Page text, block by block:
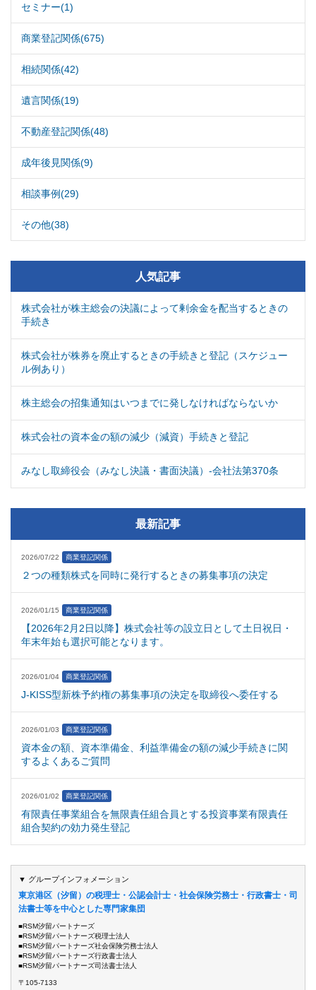
セミナー(1)
商業登記関係(675)
相続関係(42)
遺言関係(19)
不動産登記関係(48)
成年後見関係(9)
相談事例(29)
その他(38)
人気記事
株式会社が株主総会の決議によって剰余金を配当するときの
手続き
株式会社が株券を廃止するときの手続きと登記（スケジュー
ル例あり）
株主総会の招集通知はいつまでに発しなければならないか
株式会社の資本金の額の減少（減資）手続きと登記
みなし取締役会（みなし決議・書面決議）-会社法第370条
最新記事
2026/07/22 商業登記関係
２つの種類株式を同時に発行するときの募集事項の決定
2026/01/15 商業登記関係
【2026年2月2日以降】株式会社等の設立日として土日祝日・
年末年始も選択可能となります。
2026/01/04 商業登記関係
J-KISS型新株予約権の募集事項の決定を取締役へ委任する
2026/01/03 商業登記関係
資本金の額、資本準備金、利益準備金の額の減少手続きに関
するよくあるご質問
2026/01/02 商業登記関係
有限責任事業組合を無限責任組合員とする投資事業有限責任
組合契約の効力発生登記
▼ グループインフォメーション
東京港区（汐留）の税理士・公認会計士・社会保険労務士・行政書士・司
法書士等を中心とした専門家集団
■RSM汐留パートナーズ
■RSM汐留パートナーズ税理士法人
■RSM汐留パートナーズ社会保険労務士法人
■RSM汐留パートナーズ行政書士法人
■RSM汐留パートナーズ司法書士法人
〒105-7133